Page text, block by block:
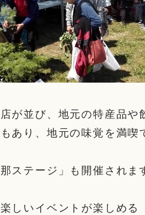
が並び、地元の特産品や
あり、地元の味覚を満喫
ステージ」も開催されま
しいイベントが楽しめる